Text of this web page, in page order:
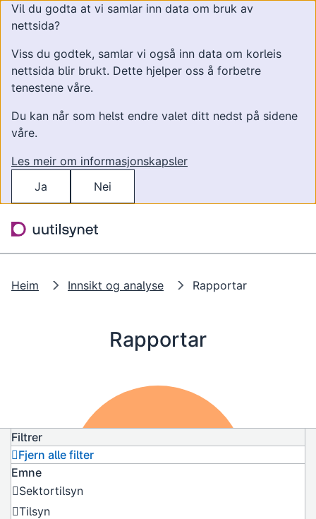
Vil du godta at vi samlar inn data om bruk av
nettsida?
Viss du godtek, samlar vi også inn data om korleis
nettsida blir brukt. Dette hjelper oss å forbetre
tenestene våre.
Du kan når som helst endre valet ditt nedst på sidene
våre.
Les meir om informasjonskapsler
Ja
Nei
Heim Innsikt og analyse Rapportar
Rapportar
Filtrer
Fjern alle filter
Emne
Sektortilsyn
Tilsyn